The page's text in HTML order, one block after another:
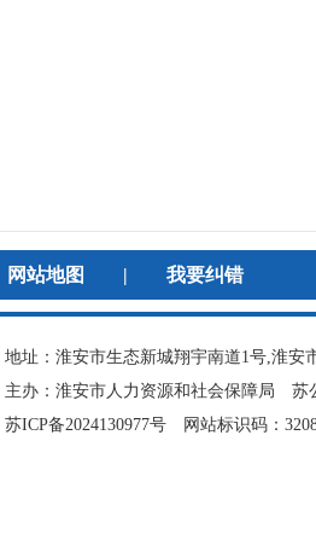
网站地图 | 我要纠错
地址：淮安市生态新城翔宇南道1号,淮
主办：淮安市人力资源和社会保障局 苏
苏ICP备2024130977号 网站标识码：